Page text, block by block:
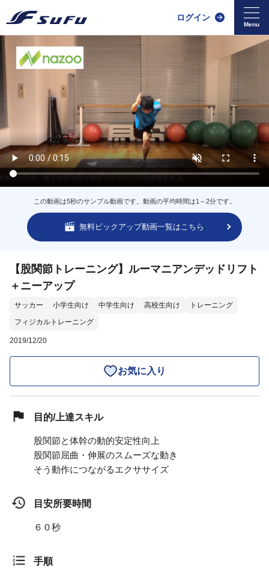
ログイン
この動画は5秒のサンプル動画です。動画の平均時間は1～2分です。
無料ピックアップ動画一覧はこちら
【股関節トレーニング】ルーマニアンデッドリフト
＋ニーアップ
サッカー 小学生向け 中学生向け 高校生向け
トレーニング
フィジカルトレーニング
2019/12/20
お気に入り
目的/上達スキル
股関節と体幹の動的安定性向上
股関節屈曲・伸展のスムーズな動き
そう動作につながるエクササイズ
目安所要時間
６０秒
手順